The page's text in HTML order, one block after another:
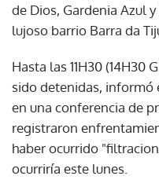
de Dios, Gardenia Azul
lujoso barrio Barra da
Hasta las 11H30 (14H30
sido detenidas, informó
en una conferencia de
registraron
haber ocurrido
ocurriría este lunes.